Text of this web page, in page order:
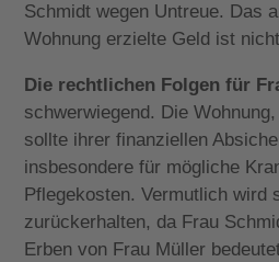
Schmidt wegen Untreue. Das
Wohnung erzielte Geld ist
Die rechtlichen Folgen für
schwerwiegend. Die
sollte ihrer finanziellen
insbesondere für mögliche
Pflegekosten. Vermutlich wird
zurückerhalten, da Frau
Erben von Frau Müller